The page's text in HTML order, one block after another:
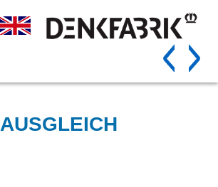
AUSGLEICH